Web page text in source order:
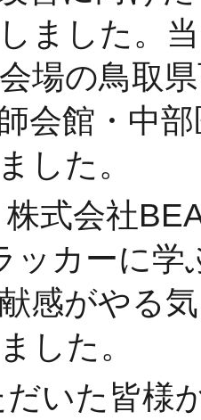
ました。
場の鳥取
会館・中
した。
株式会社
ッカーに
感がやる
した。
だいた皆様